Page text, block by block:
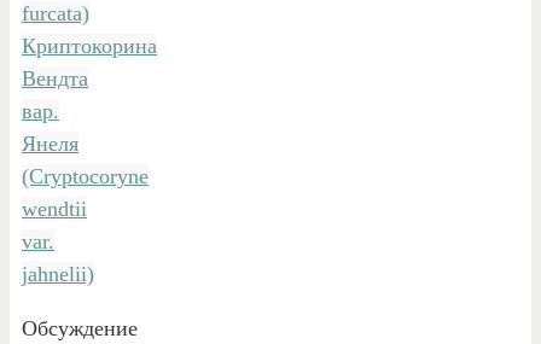
furcata)
Криптокорина
Вендта
вар.
Янеля
(Cryptocoryne
wendtii
var.
jahnelii)
Обсуждение